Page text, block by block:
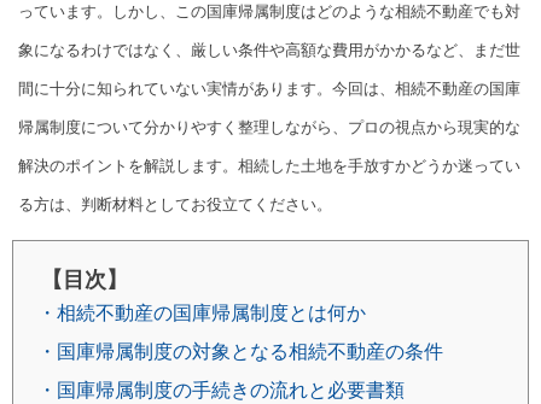
っています。しかし、この国庫帰属制度はどのような相続不動産でも対
象になるわけではなく、厳しい条件や高額な費用がかかるなど、まだ世
間に十分に知られていない実情があります。今回は、相続不動産の国庫
帰属制度について分かりやすく整理しながら、プロの視点から現実的な
解決のポイントを解説します。相続した土地を手放すかどうか迷ってい
る方は、判断材料としてお役立てください。
【目次】
・相続不動産の国庫帰属制度とは何か
・国庫帰属制度の対象となる相続不動産の条件
・国庫帰属制度の手続きの流れと必要書類